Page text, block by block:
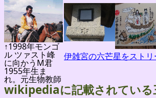
wikipediaに記載されている
↑1998年モンゴ
ル ツァスト峰
に向かうM君
1955年生ま
れ。元生物教師
伊雑宮の六芒星をスト